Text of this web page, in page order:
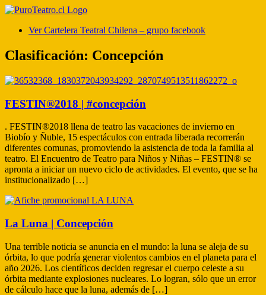
Ver Cartelera Teatral Chilena – grupo facebook
Clasificación: Concepción
FESTIN®2018 | #concepción
. FESTIN®2018 llena de teatro las vacaciones de invierno en
Biobío y Ñuble, 15 espectáculos con entrada liberada recorrerán
diferentes comunas, promoviendo la asistencia de toda la familia al
teatro. El Encuentro de Teatro para Niños y Niñas – FESTIN® se
apronta a iniciar un nuevo ciclo de actividades. El evento, que se ha
institucionalizado […]
La Luna | Concepción
Una terrible noticia se anuncia en el mundo: la luna se aleja de su
órbita, lo que podría generar violentos cambios en el planeta para el
año 2026. Los científicos deciden regresar el cuerpo celeste a su
órbita mediante explosiones nucleares. Lo logran, sólo que un error
de cálculo hace que la luna, además de […]